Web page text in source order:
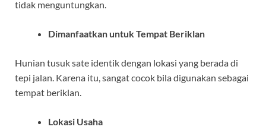
tidak menguntungkan.
Dimanfaatkan untuk Tempat Beriklan
Hunian tusuk sate identik dengan lokasi yang berada di
tepi jalan. Karena itu, sangat cocok bila digunakan sebagai
tempat beriklan.
Lokasi Usaha